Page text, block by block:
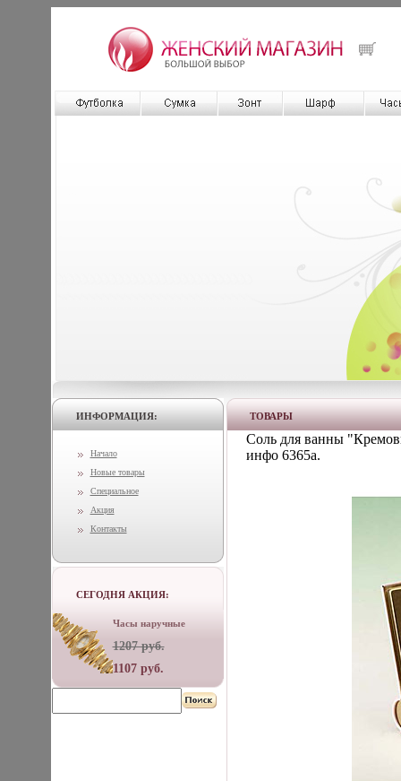
ИНФОРМАЦИЯ:
Начало
Новые товары
Специальное
Акция
Контакты
СЕГОДНЯ АКЦИЯ:
Часы наручные
1207 руб.
1107 руб.
ТОВАРЫ
Соль для ванны
инфо 6365a.